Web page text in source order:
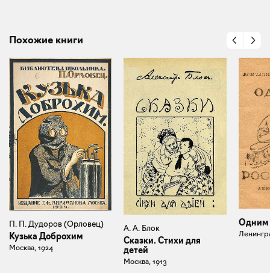
Похожие книги
П. П. Дудоров (Орловец)
Кузька Доброхим
Москва, 1924
А. А. Блок
Сказки. Стихи для
детей
Москва, 1913
Одним